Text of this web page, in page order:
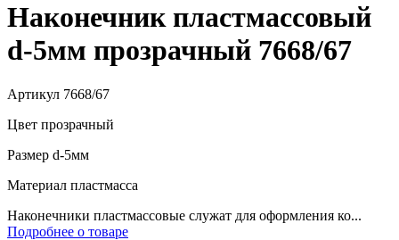
Наконечник пластмассовый
d-5мм прозрачный 7668/67
Артикул 7668/67
Цвет прозрачный
Размер d-5мм
Материал пластмасса
Наконечники пластмассовые служат для оформления ко...
Подробнее о товаре